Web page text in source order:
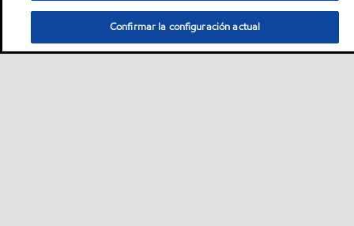
Confirmar la configuración actual